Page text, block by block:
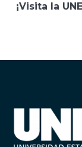
¡Visita la